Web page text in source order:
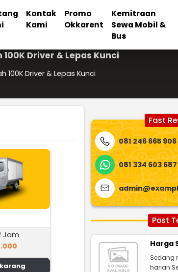
Kontak
Kami
Promo
Okkarent
Kemitraan
Sewa Mobil &
Bus
Driver & Lepas Kunci
100K Driver & Lepas Kunci
Jam
Fast
081 246 665 906
081 334 603 687
Post
Harga
Sedang
harian